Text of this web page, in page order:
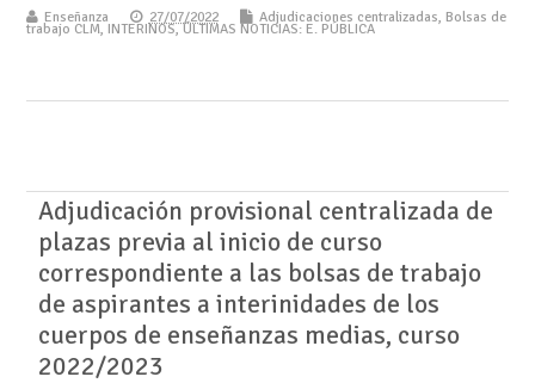
Enseñanza 27/07/2022 Adjudicaciones centralizadas, Bolsas de
trabajo CLM, INTERINOS,ÚLTIMAS NOTICIAS: E. PÚBLICA
Adjudicación provisional centralizada de
plazas previa al inicio de curso
correspondiente a las bolsas de trabajo
de aspirantes a interinidades de los
cuerpos de enseñanzas medias, curso
2022/2023